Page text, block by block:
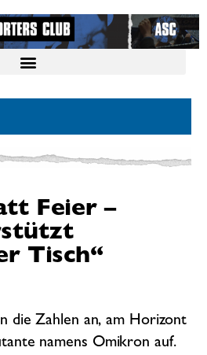
Feier –
Tisch“
die Zahlen an, am Horizont
namens Omikron auf.